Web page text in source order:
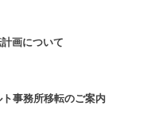
画について
事務所移転のご案内